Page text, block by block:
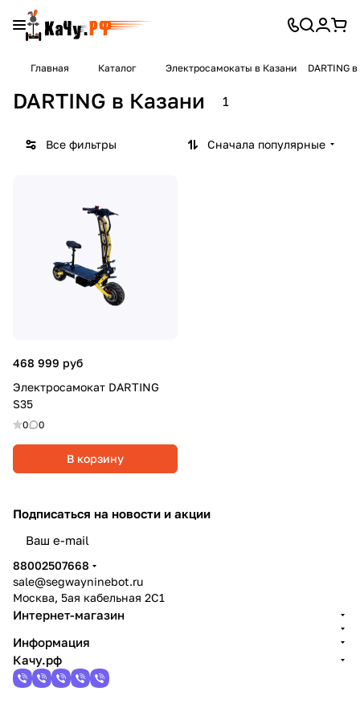
Главная Каталог Электросамокаты в Казани DARTING
DARTING в Казани 1
Все фильтры Сначала популярные
468 999 руб
Электросамокат DARTING
S35
0 0
В корзину
Подписаться на новости и акции
88002507668
sale@segwayninebot.ru
Москва, 5ая кабельная 2С1
Интернет-магазин
Информация
Качу.рф